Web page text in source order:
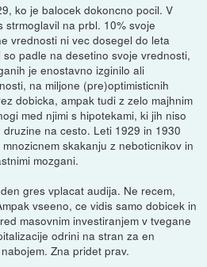
ko je balocek dokoncno pocil. V
strmoglavil na prbl. 10% svoje
vrednosti ni vec dosegel do leta
padle na desetino svoje vrednosti,
je enostavno izginilo ali
na miljone (pre)optimisticnih
dobicka, ampak tudi z zelo majhnim
med njimi s hipotekami, ki jih niso
na cesto. Leti 1929 in 1930
skakanju z neboticnikov in
mozgani.
gres vplacat audija. Ne recem,
vseeno, ce vidis samo dobicek in
masovnim investiranjem v tvegane
odrini na stran za en
Zna pridet prav.